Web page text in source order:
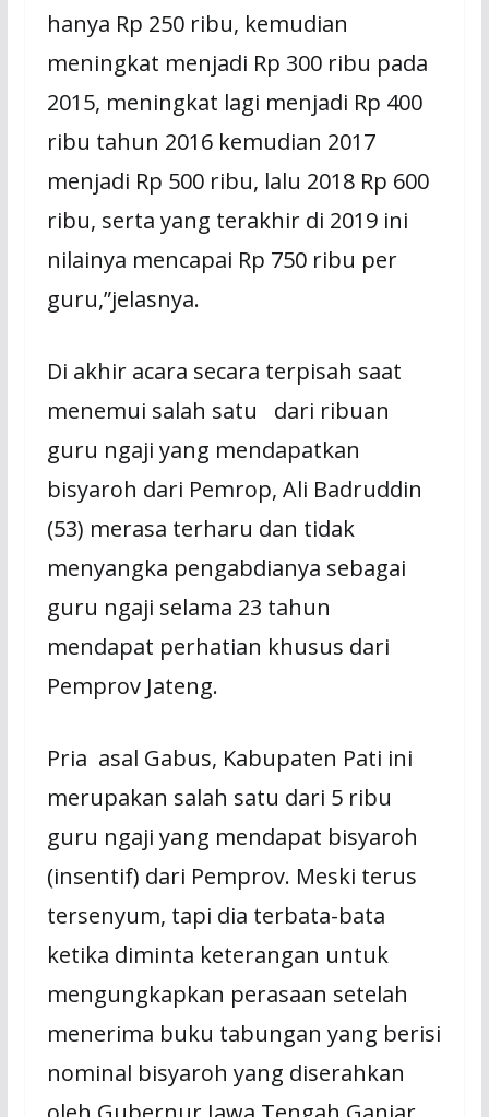
hanya Rp 250 ribu, kemudian
meningkat menjadi Rp 300 ribu pada
2015, meningkat lagi menjadi Rp 400
ribu tahun 2016 kemudian 2017
menjadi Rp 500 ribu, lalu 2018 Rp 600
ribu, serta yang terakhir di 2019 ini
nilainya mencapai Rp 750 ribu per
guru,”jelasnya.
Di akhir acara secara terpisah saat
menemui salah satu dari ribuan
guru ngaji yang mendapatkan
bisyaroh dari Pemrop, Ali Badruddin
(53) merasa terharu dan tidak
menyangka pengabdianya sebagai
guru ngaji selama 23 tahun
mendapat perhatian khusus dari
Pemprov Jateng.
Pria asal Gabus, Kabupaten Pati ini
merupakan salah satu dari 5 ribu
guru ngaji yang mendapat bisyaroh
(insentif) dari Pemprov. Meski terus
tersenyum, tapi dia terbata-bata
ketika diminta keterangan untuk
mengungkapkan perasaan setelah
menerima buku tabungan yang berisi
nominal bisyaroh yang diserahkan